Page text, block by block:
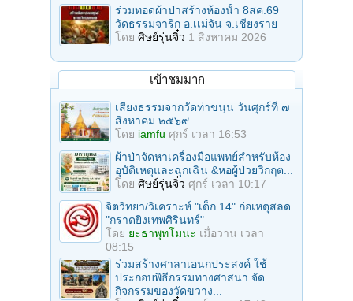
ร่วมทอดผ้าป่าสร้างห้องนั้า 8สค.69
วัดธรรมจาริก อ.เเม่จัน จ.เชียงราย
โดย ศิษย์รุ่นจิ๋ว 1 สิงหาคม 2026
เข้าชมมาก
เสียงธรรมจากวัดท่าขนุน วันศุกร์ที่ ๗
สิงหาคม ๒๕๖๙
โดย iamfu ศุกร์ เวลา 16:53
ผ้าป่าจัดหาเครื่องมือแพทย์สำหรับห้อง
อุบัติเหตุและฉุกเฉิน &หอผู้ป่วยวิกฤต...
โดย ศิษย์รุ่นจิ๋ว ศุกร์ เวลา 10:17
จิตวิทยา/วิเคราะห์ "เด็ก 14" ก่อเหตุสลด
"กราดยิงเทพศิรินทร์"
โดย ยะธาพุทโมนะ เมื่อวาน เวลา
08:15
ร่วมสร้างศาลาเอนกประสงค์ ใช้
ประกอบพิธีกรรมทางศาสนา จัด
กิจกรรมของวัดขวาง...